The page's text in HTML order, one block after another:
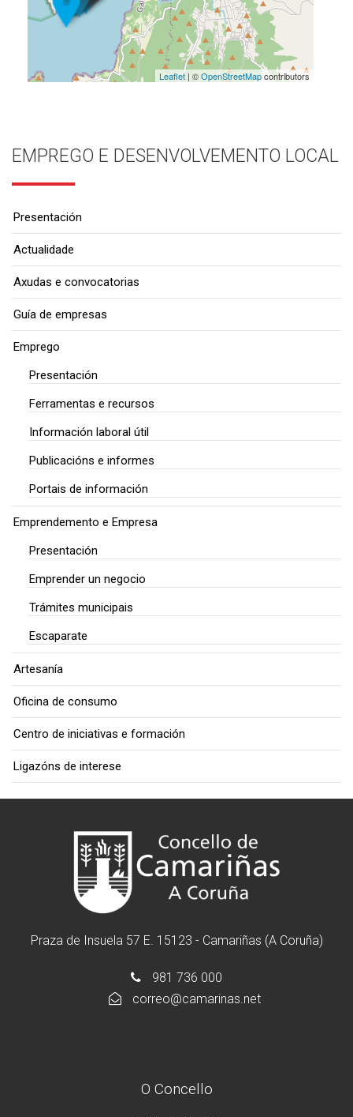
Leaflet| ©OpenStreetMapcontributors
EMPREGO E DESENVOLVEMENTO LOCAL
Presentación
Actualidade
Axudas e convocatorias
Guía de empresas
Emprego
Presentación
Ferramentas e recursos
Información laboral útil
Publicacións e informes
Portais de información
Emprendemento e Empresa
Presentación
Emprender un negocio
Trámites municipais
Escaparate
Artesanía
Oficina de consumo
Centro de iniciativas e formación
Ligazóns de interese
Praza de Insuela 57 E. 15123 - Camariñas (A Coruña)
981 736 000
correo@camarinas.net
O Concello